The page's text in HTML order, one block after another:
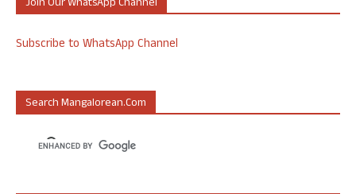
Subscribe to WhatsApp Channel
Search Mangalorean.com